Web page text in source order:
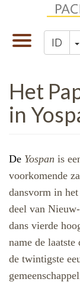
Toggle
navigation
ID
Zoeken
Het
in
De Yospan is
voorkomende
dansvorm in
deel van
dans vierde
name de laatste
de twintigste